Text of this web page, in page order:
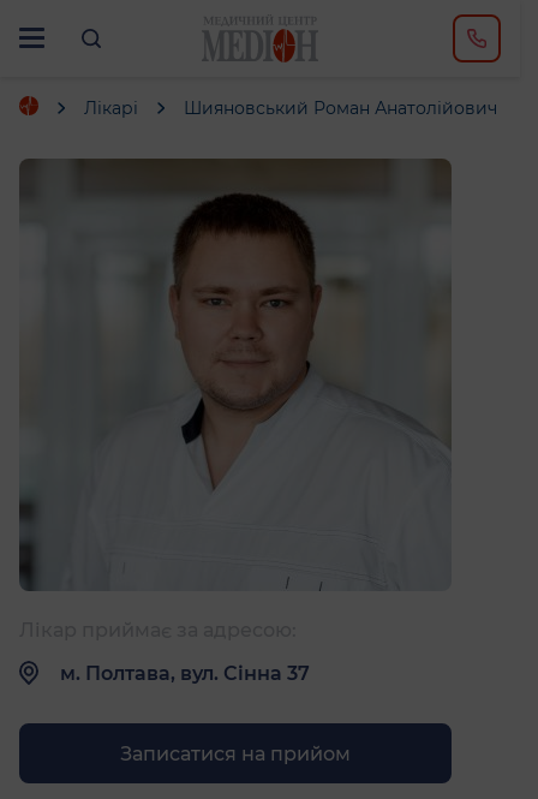
Лікарі Шияновський Роман Анатолійович
м. Полтава, вул. Сінна 37
Записатися на прийом